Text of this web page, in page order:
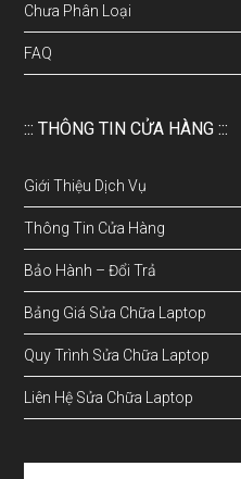
Chưa Phân Loại
FAQ
::: THÔNG TIN CỬA HÀNG :::
Giới Thiệu Dịch Vụ
Thông Tin Cửa Hàng
Bảo Hành – Đổi Trả
Bảng Giá Sửa Chữa Laptop
Quy Trình Sửa Chữa Laptop
Liên Hệ Sửa Chữa Laptop